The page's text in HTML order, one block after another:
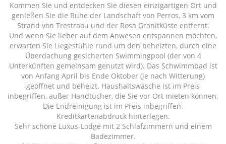
Kommen Sie und entdecken Sie diesen einzigartigen Ort und
genießen Sie die Ruhe der Landschaft von Perros, 3 km vom
Strand von Trestraou und der Rosa Granitküste entfernt.
Und wenn Sie lieber auf dem Anwesen entspannen möchten,
erwarten Sie Liegestühle rund um den beheizten, durch eine
Überdachung gesicherten Swimmingpool (der von 4
Unterkünften gemeinsam genutzt wird). Das Schwimmbad ist
von Anfang April bis Ende Oktober (je nach Witterung)
geöffnet und beheizt. Haushaltswäsche ist im Preis
inbegriffen, außer Handtücher, die Sie vor Ort mieten können.
Die Endreinigung ist im Preis inbegriffen.
Kreditkartenabdruck hinterlegen.
Sehr schöne Luxus-Lodge mit 2 Schlafzimmern und einem
Badezimmer.